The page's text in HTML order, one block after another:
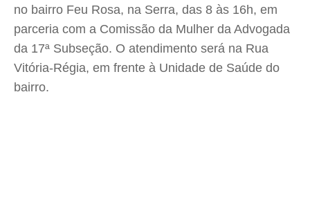
no bairro Feu Rosa, na Serra, das 8 às 16h, em
parceria com a Comissão da Mulher da Advogada
da 17ª Subseção. O atendimento será na Rua
Vitória-Régia, em frente à Unidade de Saúde do
bairro.